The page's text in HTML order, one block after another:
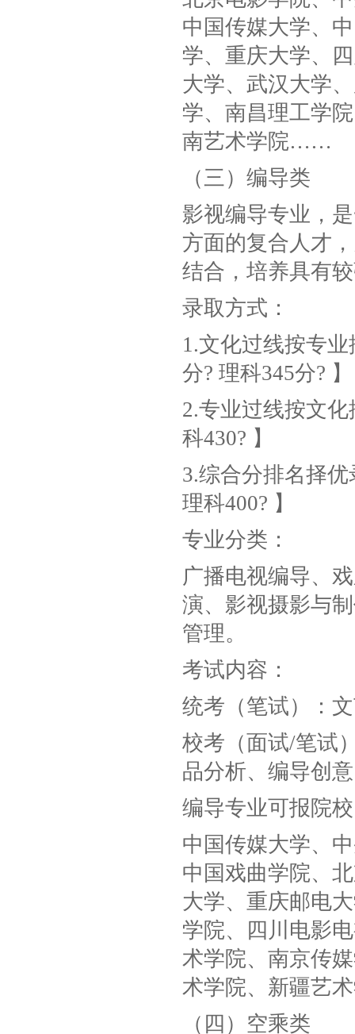
中国传媒大学、
学、重庆大学、
大学、武汉大学
学、南昌理工学
南艺术学院……
（三）编导类
影视编导专业，
方面的复合人才
结合，培养具有
录取方式：
1.文化过线按专
分? 理科345分? 】
2.专业过线按文
科430? 】
3.综合分排名择
理科400? 】
专业分类：
广播电视编导、
演、影视摄影与
管理。
考试内容：
统考（笔试）：
校考（面试/笔试
品分析、编导创
编导专业可报院
中国传媒大学、
中国戏曲学院、
大学、重庆邮电
学院、四川电影
术学院、南京传
术学院、新疆艺
（四）空乘类